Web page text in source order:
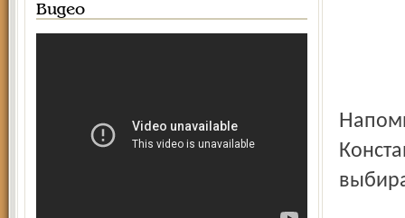
Видео
Напомним, четыре муниципальных района и